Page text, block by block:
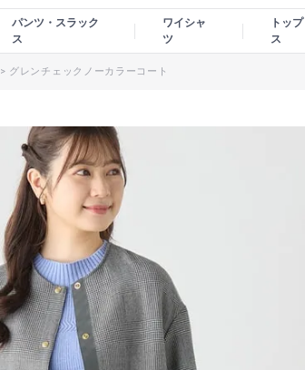
パンツ・スラック
ス
ワイシャ
ツ
トップ
ス
> グレンチェックノーカラーコート